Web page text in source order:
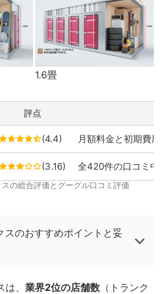
1.6畳
評点
(4.4) 月額料金と初期費
(3.16) 全420件の口コミ中
の総合評価とグーグル口コミ評価
スのおすすめポイントと妥
、 業界2位の店舗数 （トランク